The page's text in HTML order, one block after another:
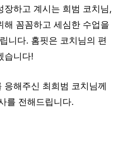
장하고 계시는 희범 코치님,
해 꼼꼼하고 세심한 수업을
니다. 홈핏은 코치님의 편
습니다!
응해주신 최희범 코치님께
를 전해드립니다.